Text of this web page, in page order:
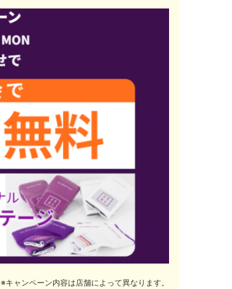
※キャンペーン内容は店舗によって異なります。